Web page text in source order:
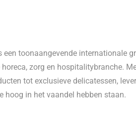
toonaangevende internationale
zorg en hospitalitybranche.
tot exclusieve delicatessen,
hoog in het vaandel hebben staan.